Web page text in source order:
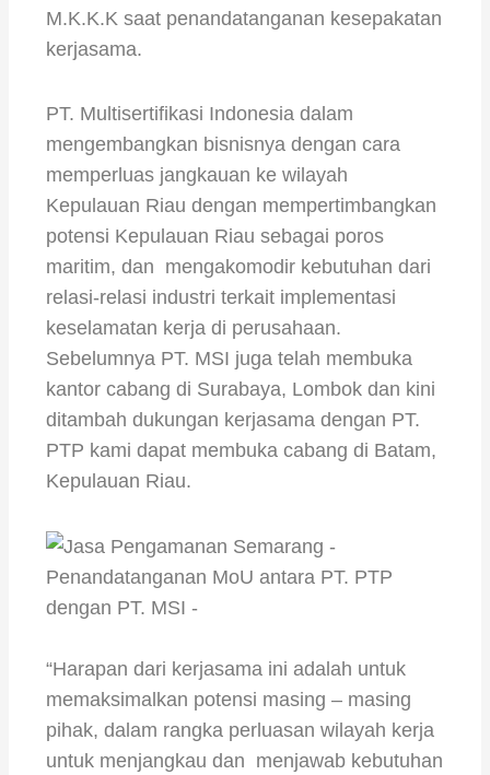
M.K.K.K saat penandatanganan kesepakatan
kerjasama.
PT. Multisertifikasi Indonesia dalam
mengembangkan bisnisnya dengan cara
memperluas jangkauan ke wilayah
Kepulauan Riau dengan mempertimbangkan
potensi Kepulauan Riau sebagai poros
maritim, dan mengakomodir kebutuhan dari
relasi-relasi industri terkait implementasi
keselamatan kerja di perusahaan.
Sebelumnya PT. MSI juga telah membuka
kantor cabang di Surabaya, Lombok dan kini
ditambah dukungan kerjasama dengan PT.
PTP kami dapat membuka cabang di Batam,
Kepulauan Riau.
“Harapan dari kerjasama ini adalah untuk
memaksimalkan potensi masing – masing
pihak, dalam rangka perluasan wilayah kerja
untuk menjangkau dan menjawab kebutuhan